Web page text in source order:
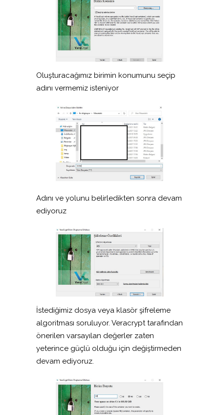
Oluşturacağımız birimin konumunu seçip
adını vermemiz isteniyor
Adını ve yolunu belirledikten sonra devam
ediyoruz
İstediğimiz dosya veya klasör şifreleme
algoritması soruluyor. Veracrypt tarafından
önerilen varsayılan değerler zaten
yeterince güçlü olduğu için değiştirmeden
devam ediyoruz.